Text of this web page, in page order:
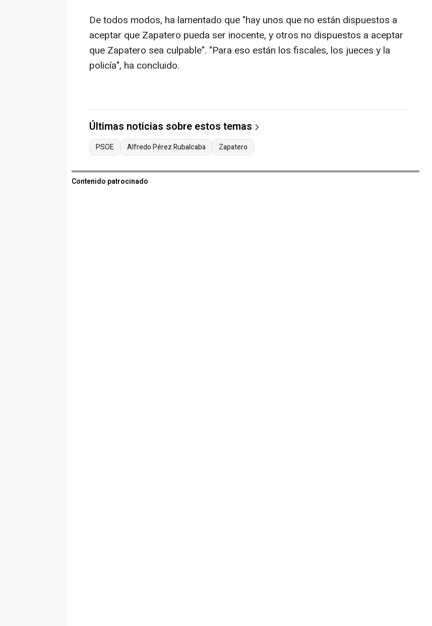
De todos modos, ha lamentado que "hay unos que no están dispuestos a
aceptar que Zapatero pueda ser inocente, y otros no dispuestos a aceptar
que Zapatero sea culpable". "Para eso están los fiscales, los jueces y la
policía", ha concluido.
Últimas noticias sobre estos temas
PSOE Alfredo Pérez Rubalcaba Zapatero
Contenido patrocinado